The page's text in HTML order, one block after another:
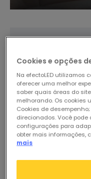
13,16 €
Cookies e opções
Na efectoLED utilizamos
oferecer uma melhor
saber quais áreas do
melhorando. Os cookies
Cookies de
direcionados. Você
configurações para
obter mais informações,
mais